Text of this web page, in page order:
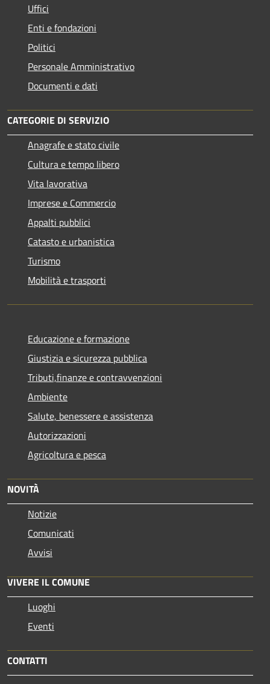
Uffici
Enti e fondazioni
Politici
Personale Amministrativo
Documenti e dati
CATEGORIE DI SERVIZIO
Anagrafe e stato civile
Cultura e tempo libero
Vita lavorativa
Imprese e Commercio
Appalti pubblici
Catasto e urbanistica
Turismo
Mobilità e trasporti
Educazione e formazione
Giustizia e sicurezza pubblica
Tributi,finanze e contravvenzioni
Ambiente
Salute, benessere e assistenza
Autorizzazioni
Agricoltura e pesca
NOVITÀ
Notizie
Comunicati
Avvisi
VIVERE IL COMUNE
Luoghi
Eventi
CONTATTI